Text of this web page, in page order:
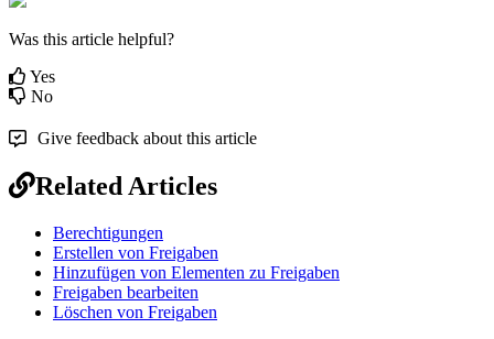
Was this article helpful?
Yes
No
Give feedback about this article
Related Articles
Berechtigungen
Erstellen von Freigaben
Hinzufügen von Elementen zu Freigaben
Freigaben bearbeiten
Löschen von Freigaben